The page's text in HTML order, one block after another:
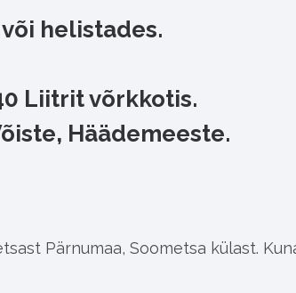
helistades.
Liitrit võrkkotis.
Häädemeeste.
Pärnumaa, Soometsa külast.